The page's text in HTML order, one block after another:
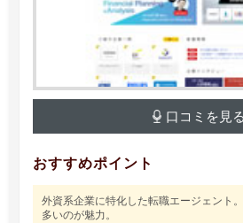
口コミを見る
おすすめポイント
外資系企業に特化した転職エージェント
多いのが魅力。